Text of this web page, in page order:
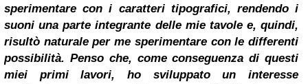
sperimentare con i caratteri tipografici, rendendo i
suoni una parte integrante delle mie tavole e, quindi,
risultò naturale per me sperimentare con le differenti
possibilità. Penso che, come conseguenza di questi
miei primi lavori, ho sviluppato un interesse